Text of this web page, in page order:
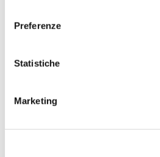
Preferenze
Statistiche
Marketing